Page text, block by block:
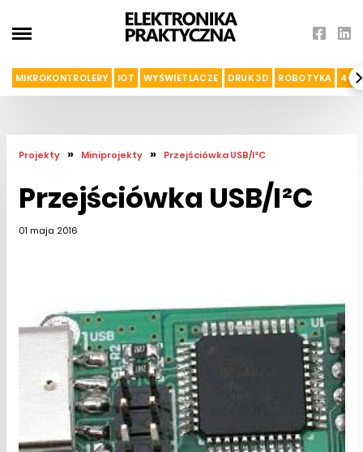
MIKROKONTROLERY IOT WYŚWIETLACZE DRUK 3D ROBOTYKA 4G I
Projekty » Miniprojekty » Przejściówka USB/I²C
Przejściówka USB/I²C
01 maja 2016